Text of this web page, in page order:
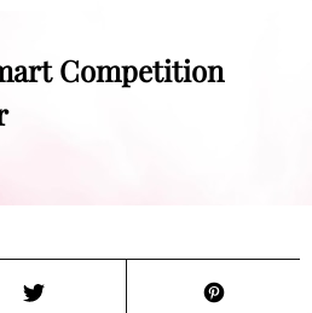
Competition